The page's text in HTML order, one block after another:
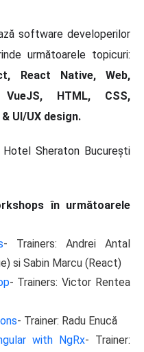
software developerilor
următoarele topicuri:
React Native, Web,
HTML, CSS,
UI/UX design.
Sheraton București
în următoarele
- Trainers: Andrei Antal
si Sabin Marcu (React)
- Trainers: Victor Rentea
- Trainer: Radu Enucă
with NgRx- Trainer: